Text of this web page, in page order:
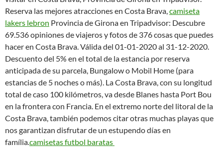
Reserva las mejores atracciones en Costa Brava,camiseta
lakers lebron Provincia de Girona en Tripadvisor: Descubre
69.536 opiniones de viajeros y fotos de 376 cosas que puedes
hacer en Costa Brava. Válida del 01-01-2020 al 31-12-2020.
Descuento del 5% en el total de la estancia por reserva
anticipada de su parcela, Bungalow o Mobil Home (para
estancias de 5 noches o más). La Costa Brava, con su longitud
total de caso 100 kilómetros, va desde Blanes hasta Port Bou
en la frontera con Francia. En el extremo norte del litoral de la
Costa Brava, también podemos citar otras muchas playas que
nos garantizan disfrutar de un estupendo días en
família.camisetas futbol baratas